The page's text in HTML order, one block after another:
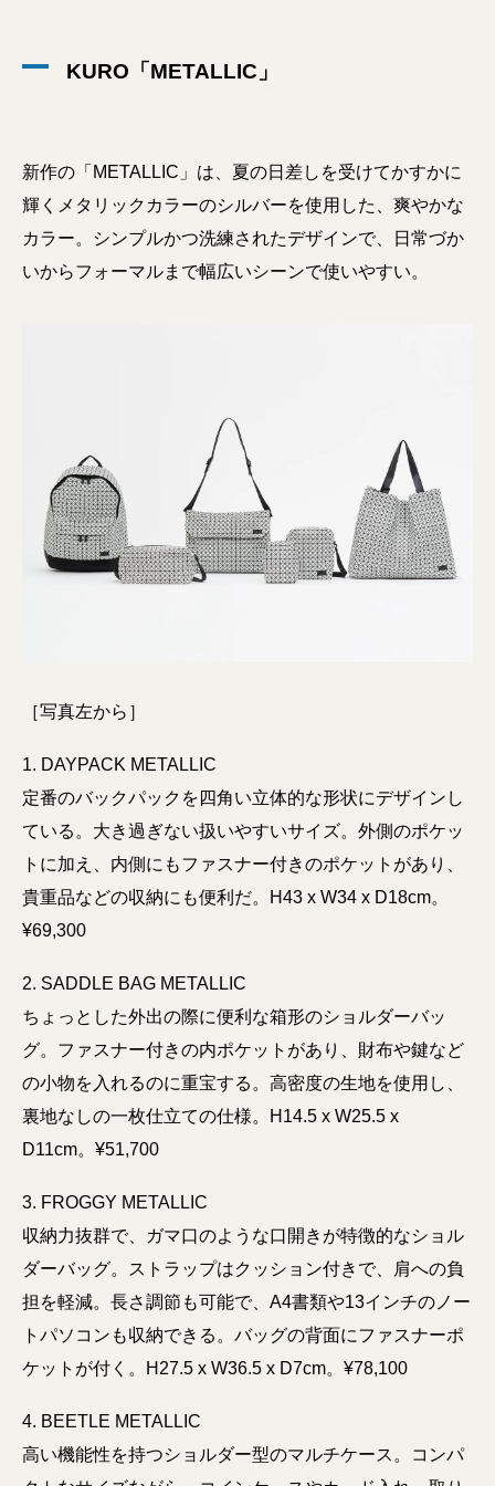
KURO「METALLIC」
新作の「METALLIC」は、夏の日差しを受けてかすかに
輝くメタリックカラーのシルバーを使用した、爽やかな
カラー。シンプルかつ洗練されたデザインで、日常づか
いからフォーマルまで幅広いシーンで使いやすい。
［写真左から］
1. DAYPACK METALLIC
定番のバックパックを四角い立体的な形状にデザインし
ている。大き過ぎない扱いやすいサイズ。外側のポケッ
トに加え、内側にもファスナー付きのポケットがあり、
貴重品などの収納にも便利だ。H43 x W34 x D18cm。
¥69,300
2. SADDLE BAG METALLIC
ちょっとした外出の際に便利な箱形のショルダーバッ
グ。ファスナー付きの内ポケットがあり、財布や鍵など
の小物を入れるのに重宝する。高密度の生地を使用し、
裏地なしの一枚仕立ての仕様。H14.5 x W25.5 x
D11cm。¥51,700
3. FROGGY METALLIC
収納力抜群で、ガマ口のような口開きが特徴的なショル
ダーバッグ。ストラップはクッション付きで、肩への負
担を軽減。長さ調節も可能で、A4書類や13インチのノー
トパソコンも収納できる。バッグの背面にファスナーポ
ケットが付く。H27.5 x W36.5 x D7cm。¥78,100
4. BEETLE METALLIC
高い機能性を持つショルダー型のマルチケース。コンパ